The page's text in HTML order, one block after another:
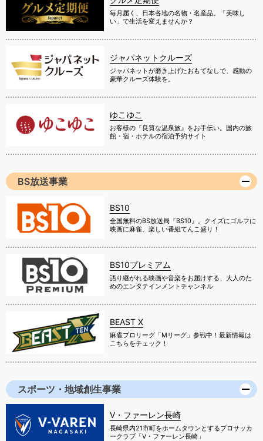
毎月届く、日本各地の名物・名産品。「美味し
い」で生活を変えませんか？
ジャパネットクルーズ
ジャパネットが磨き上げたおもてなしで、感動の
豪華クルーズ体験を。
ゆこゆこ
お客様の『良質な温泉旅』をお手伝い。国内の旅
館・宿・ホテルの宿泊予約サイト
BS放送事業
BS10
全国無料のBS放送局『BS10』。クイズにゴルフに
映画に麻雀、楽しい番組てんこ盛り！
BS10プレミアム
語り継がれる映画や音楽をお届けする、大人のた
めのエンタテインメントチャンネル
BEAST X
麻雀プロリーグ「Mリーグ」参戦中！最新情報は
こちらをチェック！
スポーツ・地域創生事業
V・ファーレン長崎
長崎県内21市町をホームタウンとするプロサッカ
ークラブ「V・ファーレン長崎」